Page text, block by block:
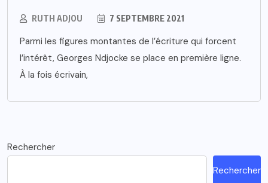
RUTH ADJOU 7 SEPTEMBRE 2021
Parmi les figures montantes de l’écriture qui forcent
l’intérêt, Georges Ndjocke se place en première ligne.
À la fois écrivain,
Rechercher
Rechercher